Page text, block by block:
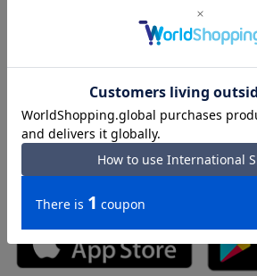
メルマガ登録で最新情報をお
メルマガ登録
APPS